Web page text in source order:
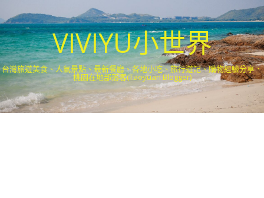
VIVIYU小世界
台灣旅遊美食、人氣景點、最新餐廳、各地小吃、旅行遊記、購物經驗分享．
桃園在地部落客(Taoyuan Blogger)